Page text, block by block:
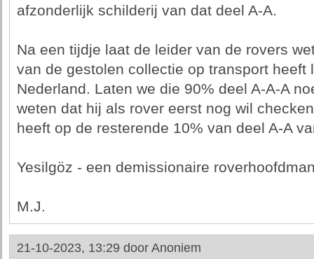
afzonderlijk schilderij van dat deel A-A.
Na een tijdje laat de leider van de rovers
van de gestolen collectie op transport heeft
Nederland. Laten we die 90% deel A-A-A
weten dat hij als rover eerst nog wil
heeft op de resterende 10% van deel A-A
Yesilgöz - een demissionaire
M.J.
21-10-2023, 13:29 door Anoniem